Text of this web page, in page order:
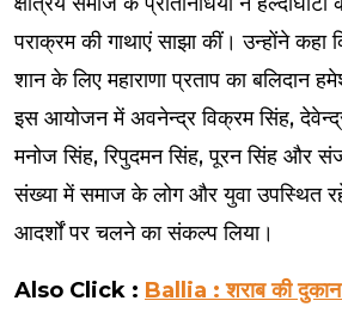
पराक्रम की गाथाएं साझा कीं। उन्होंने
शान के लिए महाराणा प्रताप का बलिदान
इस आयोजन में अवनेन्द्र विक्रम सिंह, देवेन्द्र
मनोज सिंह, रिपुदमन सिंह, पूरन सिंह और
संख्या में समाज के लोग और युवा उपस्थित
आदर्शों पर चलने का संकल्प लिया।
Also Click : Ballia : शराब की